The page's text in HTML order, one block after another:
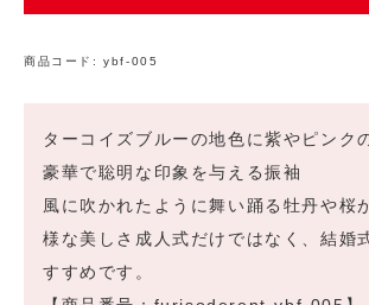
商品コード:ybf-005
ターコイズブルーの地色に紫やピンク
豪華で聡明な印象を与える振袖
風に吹かれたように舞い踊る牡丹や桜
様な美しさ成人式だけではなく、結婚
すすめです。